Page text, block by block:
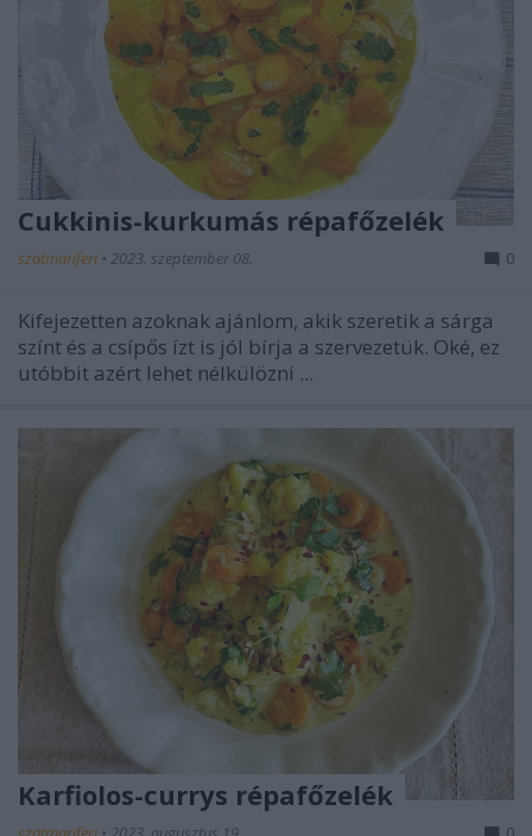
Cukkinis-kurkumás répafőzelék
szatmariferi • 2023. szeptember 08. 0
Kifejezetten azoknak ajánlom, akik szeretik a sárga
színt és a csípős ízt is jól bírja a szervezetük. Oké, ez
utóbbit azért lehet nélkülözni ...
Karfiolos-currys répafőzelék